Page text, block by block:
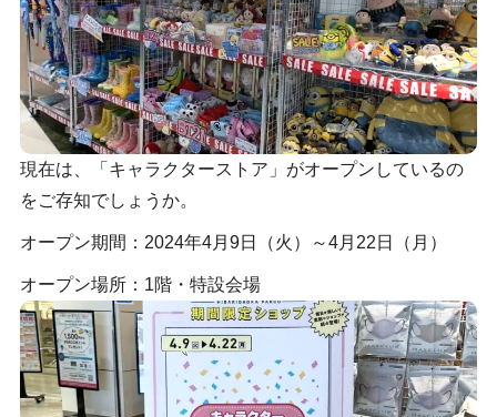
現在は、「キャラクターストア」がオープンしているの
をご存知でしょうか。
オープン期間：2024年4月9日（火）～4月22日（月）
オープン場所：1階・特設会場